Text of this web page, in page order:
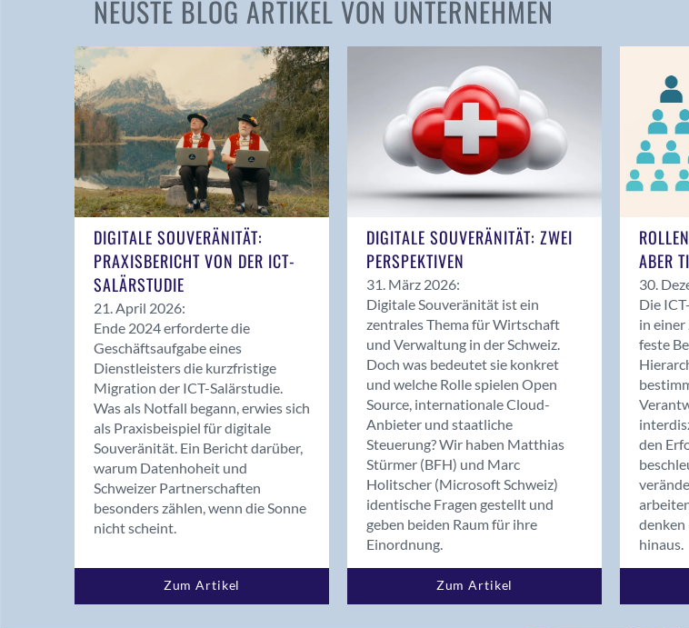
Andelfingen
Balsthal
Balzers
Bassersdorf
Benken (SG)
Bergdietikon
Bern - Liebefeld
NEUSTE BLOG ARTIKEL VON UNTERNEHMEN
DIGITALE SOUVERÄNITÄT:
PRAXISBERICHT VON DER ICT-
SALÄRSTUDIE
21. April 2026:
Ende 2024 erforderte die
Geschäftsaufgabe eines
Dienstleisters die kurzfristige
Migration der ICT-Salärstudie.
Was als Notfall begann, erwies sich
als Praxisbeispiel für digitale
Souveränität. Ein Bericht darüber,
warum Datenhoheit und
Schweizer Partnerschaften
besonders zählen, wenn die Sonne
nicht scheint.
Zum Artikel
DIGITALE SOUVERÄNITÄT: ZWEI
PERSPEKTIVEN
31. März 2026:
Digitale Souveränität ist ein
zentrales Thema für Wirtschaft
und Verwaltung in der Schweiz.
Doch was bedeutet sie konkret
und welche Rolle spielen Open
Source, internationale Cloud-
Anbieter und staatliche
Steuerung? Wir haben Matthias
Stürmer (BFH) und Marc
Holitscher (Microsoft Schweiz)
identische Fragen gestellt und
geben beiden Raum für ihre
Einordnung.
Zum Artikel
ABER
30.
Die
in
feste
den
denken
hinaus.